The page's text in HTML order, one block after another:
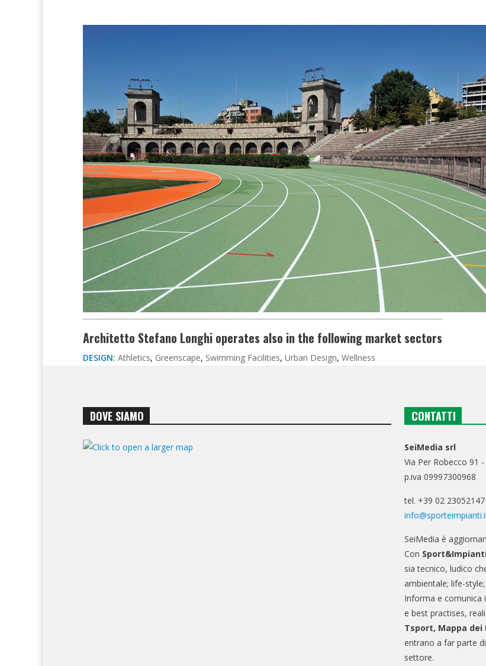
Architetto Stefano Longhi operates also in the following market sectors
DESIGN: Athletics, Greenscape, Swimming Facilities, Urban Design, Wellness
DOVE SIAMO CONTATTI
SeiMedia srl
Via Per Robecco 91
p.iva 09997300968
tel. +39 02
SeiMedia è
Con
sia tecnico, ludico
ambientale; life-
Informa e comunica
e best practises,
Tsport, Mappa
entrano a far parte
settore.